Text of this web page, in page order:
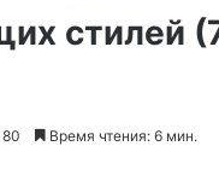
стилей
80 Время чтения: 6 мин.